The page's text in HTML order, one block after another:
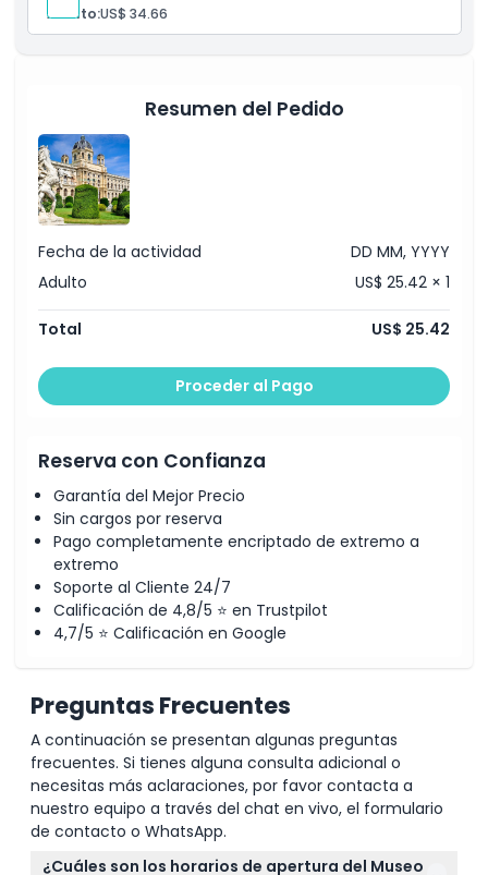
la
día,
museo
ofrece
visitantes
viaje
través
años
historia
del
arte,
desde
Antiguo
Egipto
del
XVIII.
En
su
interior
encontrarás
galerías
Adulto:US$ 34.66
Resumen del Pedido
Fecha de la actividad
DD MM, YYYY
Adulto
US$ 25.42 × 1
Total US$ 25.42
Proceder al Pago
Reserva con Confianza
Garantía del Mejor Precio
Sin cargos por reserva
Pago completamente encriptado de extremo a
extremo
Soporte al Cliente 24/7
Calificación de 4,8/5 ⭐ en Trustpilot
4,7/5 ⭐ Calificación en Google
Preguntas Frecuentes
A continuación se presentan algunas preguntas
frecuentes. Si tienes alguna consulta adicional o
necesitas más aclaraciones, por favor contacta a
nuestro equipo a través del chat en vivo, el formulario
de contacto o WhatsApp.
¿Cuáles son los horarios de apertura del Museo